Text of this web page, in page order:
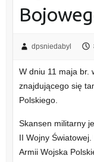
dpsniedabyl
W dniu 11 maja br.
znajdującego się
Polskiego.
Skansen militarny
II Wojny
Armii Wojska